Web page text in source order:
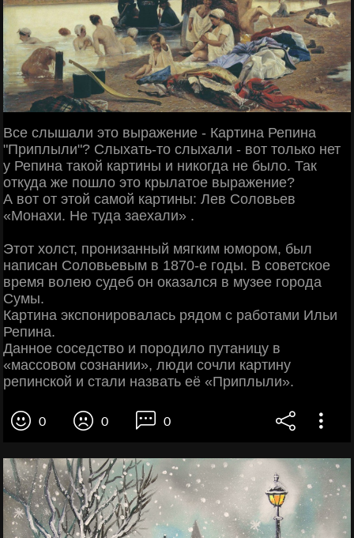
Все слышали это выражение - Картина Репина
"Приплыли"? Слыхать-то слыхали - вот только нет
у Репина такой картины и никогда не было. Так
откуда же пошло это крылатое выражение?
А вот от этой самой картины: Лев Соловьев
«Монахи. Не туда заехали» .
Этот холст, пронизанный мягким юмором, был
написан Соловьевым в 1870-е годы. В советское
время волею судеб он оказался в музее города
Сумы.
Картина экспонировалась рядом с работами Ильи
Репина.
Данное соседство и породило путаницу в
«массовом сознании», люди сочли картину
репинской и стали назвать её «Приплыли».
0 0 0